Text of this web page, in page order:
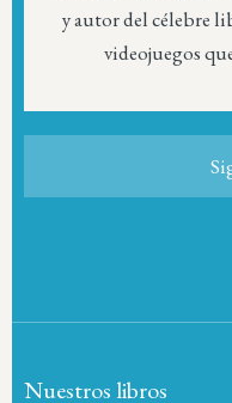
y autor del célebre
videojuegos
Nuestros libros